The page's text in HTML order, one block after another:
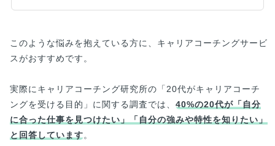
このような悩みを抱えている方に、キャリアコーチングサービ
スがおすすめです。
実際にキャリアコーチング研究所の「20代がキャリアコーチ
ングを受ける目的」に関する調査では、 40%の20代が「自分
に合った仕事を見つけたい」「自分の強みや特性を知りたい」
と回答しています。